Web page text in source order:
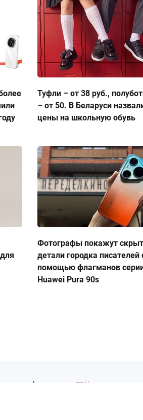
Туфли – от 38 руб.,
– от 50. В Беларуси
цены на школьную обувь
Фотографы покажут
детали городка писателей
помощью флагманов
Huawei Pura 90s
информация Написать нам